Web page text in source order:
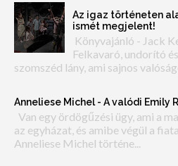
Az igaz történeten
ismét megjelent!
Könyvajánló - Jack
Felkavaró, undorító
szomszéd lány, ami sajnos
Anneliese Michel - A valódi Emily
Van egy ördögűzési ügy, ami a
az egyházat, és amibe végül a
Anneliese Michel történe...